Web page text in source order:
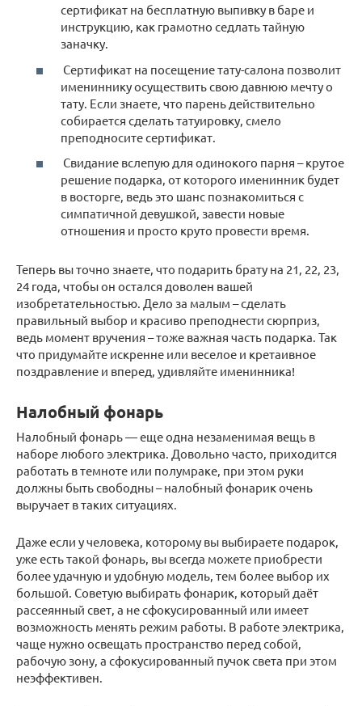
сертификат на бесплатную выпивку в баре и
инструкцию, как грамотно седлать тайную
заначку.
Сертификат на посещение тату-салона позволит
имениннику осуществить свою давнюю мечту о
тату. Если знаете, что парень действительно
собирается сделать татуировку, смело
преподносите сертификат.
Свидание вслепую для одинокого парня – крутое
решение подарка, от которого именинник будет
в восторге, ведь это шанс познакомиться с
симпатичной девушкой, завести новые
отношения и просто круто провести время.
Теперь вы точно знаете, что подарить брату на 21, 22, 23,
24 года, чтобы он остался доволен вашей
изобретательностью. Дело за малым – сделать
правильный выбор и красиво преподнести сюрприз,
ведь момент вручения – тоже важная часть подарка. Так
что придумайте искренне или веселое и кретаивное
поздравление и вперед, удивляйте именинника!
Налобный фонарь
Налобный фонарь — еще одна незаменимая вещь в
наборе любого электрика. Довольно часто, приходится
работать в темноте или полумраке, при этом руки
должны быть свободны – налобный фонарик очень
выручает в таких ситуациях.
Даже если у человека, которому вы выбираете подарок,
уже есть такой фонарь, вы всегда можете приобрести
более удачную и удобную модель, тем более выбор их
большой. Советую выбирать фонарик, который даёт
рассеянный свет, а не сфокусированный или имеет
возможность менять режим работы. В работе электрика,
чаще нужно освещать пространство перед собой,
рабочую зону, а сфокусированный пучок света при этом
неэффективен.